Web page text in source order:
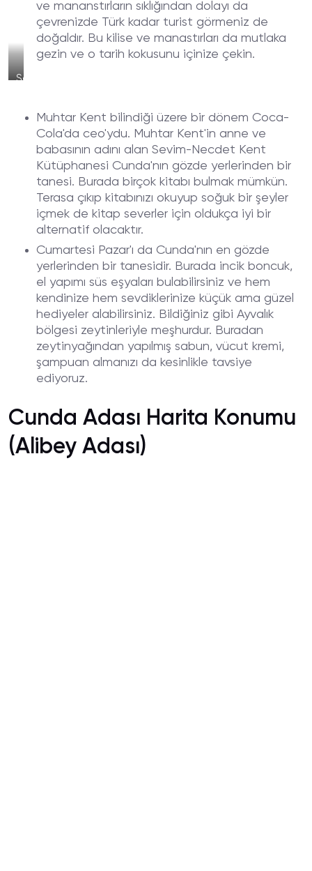
ve mananstırların sıklığından dolayı da
çevrenizde Türk kadar turist görmeniz de
doğaldır. Bu kilise ve manastırları da mutlaka
gezin ve o tarih kokusunu içinize çekin.
Sevim-
Kütüphanesi
Muhtar Kent bilindiği üzere bir dönem Coca-
Cola'da ceo'ydu. Muhtar Kent'in anne ve
babasının adını alan Sevim-Necdet Kent
Kütüphanesi Cunda'nın gözde yerlerinden bir
tanesi. Burada birçok kitabı bulmak mümkün.
Terasa çıkıp kitabınızı okuyup soğuk bir şeyler
içmek de kitap severler için oldukça iyi bir
alternatif olacaktır.
Cumartesi Pazar'ı da Cunda'nın en gözde
yerlerinden bir tanesidir. Burada incik boncuk,
el yapımı süs eşyaları bulabilirsiniz ve hem
kendinize hem sevdiklerinize küçük ama güzel
hediyeler alabilirsiniz. Bildiğiniz gibi Ayvalık
bölgesi zeytinleriyle meşhurdur. Buradan
zeytinyağından yapılmış sabun, vücut kremi,
şampuan almanızı da kesinlikle tavsiye
ediyoruz.
Cunda Adası Harita Konumu
(Alibey Adası)